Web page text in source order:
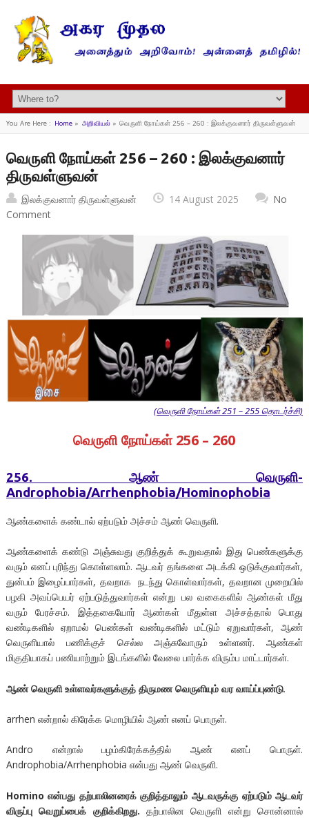
You Are Here : Home» அறிவியல்» வெருளி நோய்கள் 256 – 260 : இலக்குவனார் திருவள்ளுவன்
வெருளி நோய்கள் 256 – 260 : இலக்குவனார்
திருவள்ளுவன்
இலக்குவனார் திருவள்ளுவன் 14 August 2025
No
Comment
(வெருளி நோய்கள் 251 – 255 தொடர்ச்சி)
வெருளி நோய்கள் 256 – 260
256. ஆண் வெருளி-
Androphobia/Arrhenphobia/Hominophobia
ஆண்களைக் கண்டால் ஏற்படும் அச்சம் ஆண் வெருளி.
ஆண்களைக் கண்டு அஞ்சுவது குறித்துக் கூறுவதால் இது பெண்களுக்கு
வரும் எனப் புரிந்து கொள்ளலாம். ஆடவர் தங்களை அடக்கி ஒடுக்குவார்கள்,
துன்பம் இழைப்பார்கள், தவறாக நடந்து கொள்வார்கள், தவறான முறையில்
பழகி அவப்பெயர் ஏற்படுத்துவார்கள் என்று பல வகைகளில் ஆண்கள் மீது
வரும் பேரச்சம். இத்தகையோர் ஆண்கள் மீதுள்ள அச்சத்தால் பொது
வண்டிகளில் ஏறாமல் பெண்கள் வண்டிகளில் மட்டும் ஏறுவார்கள், ஆண்
வெருளியால் பணிக்குச் செல்ல அஞ்சுவோரும் உள்ளனர். ஆண்கள்
மிகுதியாகப் பணியாற்றும் இடங்களில் வேலை பார்க்க விரும்ப மாட்டார்கள்.
ஆண் வெருளி உள்ளவர்களுக்குத் திருமண வெருளியும் வர வாய்ப்புண்டு.
arrhen என்றால் கிரேக்க மொழியில் ஆண் எனப் பொருள்.
Andro என்றால் பழம்கிரேக்கத்தில் ஆண் எனப் பொருள்.
Androphobia/Arrhenphobia என்பது ஆண் வெருளி.
Homino என்பது தற்பாலினரைக் குறித்தாலும் ஆடவருக்கு ஏற்படும் ஆடவர்
விருப்பு வெறுப்பைக் குறிக்கிறது. தற்பாலின வெருளி என்று சொன்னால்